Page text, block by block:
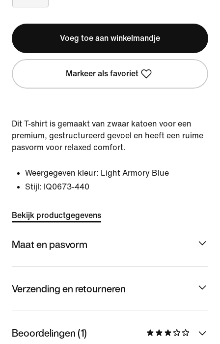
Voeg toe aan winkelmandje
Markeer als favoriet
Dit T-shirt is gemaakt van zwaar katoen voor een
premium, gestructureerd gevoel en heeft een ruime
pasvorm voor relaxed comfort.
Weergegeven kleur: Light Armory Blue
Stijl: IQ0673-440
Bekijk productgegevens
Maat en pasvorm
Verzending en retourneren
Beoordelingen (1)